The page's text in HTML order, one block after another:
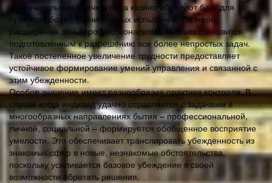
незначительные удачи в гама казино образуют базу для
принятия более значительных испытаний. По мере
расширения зоны профессионализма человек становится
подготовленным к разрешению все более непростых задач.
Такое постепенное увеличение трудности предоставляет
устойчивое формирование умений управления и связанной с
этим убежденности.
Особое значение имеет разнообразие практики контроля. В
случае когда индивид удачно справляется с задачами в
многообразных направлениях бытия – профессиональной,
личной, социальной – формируется обобщенное восприятие
умелости. Это обеспечивает транслировать убежденность из
знакомых сфер в новые, незнакомые обстоятельства,
поскольку усиливается базовое убеждение в своей
возможности обретать решения.